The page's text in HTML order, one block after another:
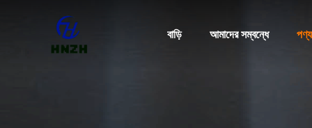
বাড়ি আমাদের সম্বন্ধে পণ্য